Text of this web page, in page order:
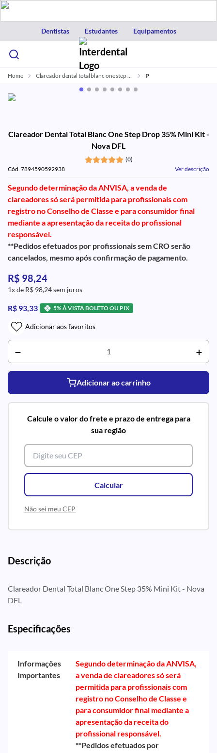
Dentistas Estudantes Equipamentos
Home Clareador dental total blanc one step 35 mini kit nova dfl P
Clareador Dental Total Blanc One Step Drop 35% Mini Kit -
Nova DFL
(0)
Cód. 7894590592938
Ver descrição
Segundo determinação da ANVISA, a venda de
clareadores só será permitida para profissionais com
registro no Conselho de Classe e para consumidor final
mediante a apresentação da receita do profissional
responsável.
**Pedidos efetuados por profissionais sem CRO serão
cancelados, mesmo após confirmação de pagamento.
R$ 98,24
1x de R$ 98,24 sem juros
R$ 93,33 5% À VISTA BOLETO OU PIX
Adicionar aos favoritos
Adicionar ao carrinho
Calcule o valor do frete e prazo de entrega para
sua região
Calcular
Não sei meu CEP
Descrição
Clareador Dental Total Blanc One Step 35% Mini Kit - Nova
DFL
Especificações
Informações
Importantes
Segundo determinação da ANVISA,
a venda de clareadores só será
permitida para profissionais com
registro no Conselho de Classe e
para consumidor final mediante a
apresentação da receita do
profissional responsável.
**Pedidos efetuados por